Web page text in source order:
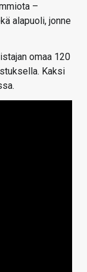
–
alapuoli, jonne
omaa 120
Kaksi